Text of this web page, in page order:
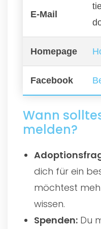
E-Mail
Homepage
Facebook
Wann
melden?
dich für ein
möchtest
wissen.
Spenden: Du